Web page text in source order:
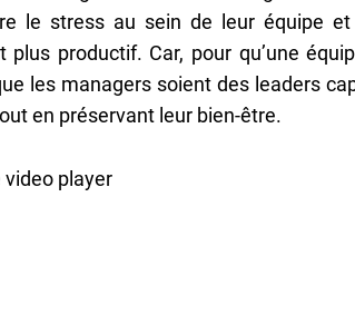
le stress au sein de leur équipe
plus productif. Car, pour qu’une
les managers soient des leaders
en préservant leur bien-être.